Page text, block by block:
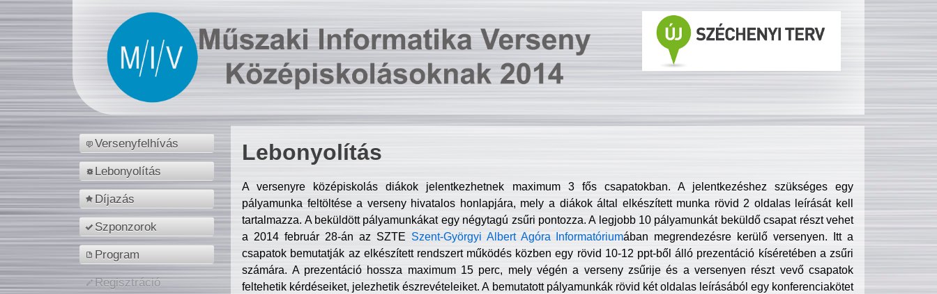
Versenyfelhívás
Lebonyolítás
Díjazás
Szponzorok
Program
Regisztráció
Lebonyolítás
A versenyre középiskolás diákok jelentkezhetnek maximum 3 fős csapatokban. A jelentkezéshez szükséges egy
pályamunka feltöltése a verseny hivatalos honlapjára, mely a diákok által elkészített munka rövid 2 oldalas leírását kell
tartalmazza. A beküldött pályamunkákat egy négytagú zsűri pontozza. A legjobb 10 pályamunkát beküldő csapat részt vehet
a 2014 február 28-án az SZTE Szent-Györgyi Albert Agóra Informatóriumában megrendezésre kerülő versenyen. Itt a
csapatok bemutatják az elkészített rendszert működés közben egy rövid 10-12 ppt-ből álló prezentáció kíséretében a zsűri
számára. A prezentáció hossza maximum 15 perc, mely végén a verseny zsűrije és a versenyen részt vevő csapatok
feltehetik kérdéseiket, jelezhetik észrevételeiket. A bemutatott pályamunkák rövid két oldalas leírásából egy konferenciakötet